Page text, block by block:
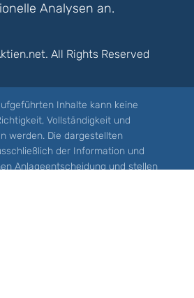
Analysen an.
All Rights Reserved
Inhalte kann keine
Vollständigkeit und
werden. Die dargestellten
der Information und
Anlageentscheidung und stellen